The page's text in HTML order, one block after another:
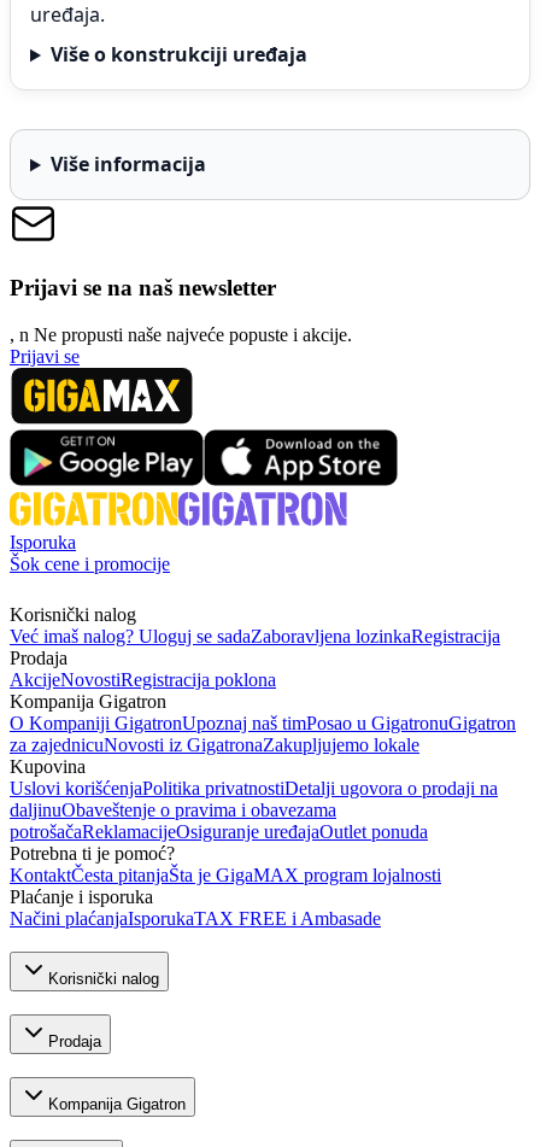
uređaja.
Više o konstrukciji uređaja
Više informacija
Prijavi se na naš newsletter
, n Ne propusti naše najveće popuste i akcije.
Prijavi se
Isporuka
Šok cene i promocije
Korisnički nalog
Već imaš nalog? Uloguj se sadaZaboravljena lozinkaRegistracija
Prodaja
AkcijeNovostiRegistracija poklona
Kompanija Gigatron
O Kompaniji GigatronUpoznaj naš timPosao u GigatronuGigatron
za zajednicuNovosti iz GigatronaZakupljujemo lokale
Kupovina
Uslovi korišćenjaPolitika privatnostiDetalji ugovora o prodaji na
daljinuObaveštenje o pravima i obavezama
potrošačaReklamacijeOsiguranje uređajaOutlet ponuda
Potrebna ti je pomoć?
KontaktČesta pitanjaŠta je GigaMAX program lojalnosti
Plaćanje i isporuka
Načini plaćanjaIsporukaTAX FREE i Ambasade
Korisnički nalog
Prodaja
Kompanija Gigatron